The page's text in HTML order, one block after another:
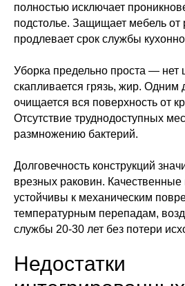
полностью исключает
подстолье. Защищает мебель от
продлевает срок службы
Уборка предельно проста — нет
скапливается грязь, жир. Одним
очищается вся поверхность от
Отсутствие труднодоступных
размножению бактерий.
Долговечность конструкций
врезных раковин.
устойчивы к механическим
температурным перепадам,
службы 20-30 лет без потери
Недостатки